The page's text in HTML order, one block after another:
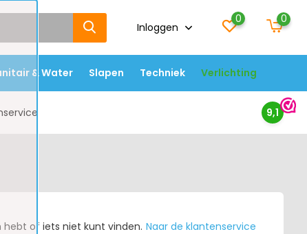
Inloggen
0 0
& Water Slapen Techniek Verlichting
9,1
of iets niet kunt vinden. Naar de klantenservice